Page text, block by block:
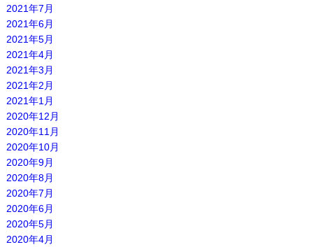
2021年7月
2021年6月
2021年5月
2021年4月
2021年3月
2021年2月
2021年1月
2020年12月
2020年11月
2020年10月
2020年9月
2020年8月
2020年7月
2020年6月
2020年5月
2020年4月